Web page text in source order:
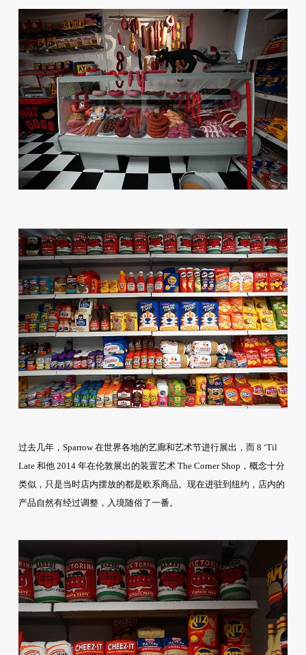
过去几年，Sparrow 在世界各地的艺廊和艺术节进行展出，而 8 ‘Til
Late 和他 2014 年在伦敦展出的装置艺术 The Corner Shop，概念十分
类似，只是当时店内摆放的都是欧系商品。现在进驻到纽约，店内的
产品自然有经过调整，入境随俗了一番。